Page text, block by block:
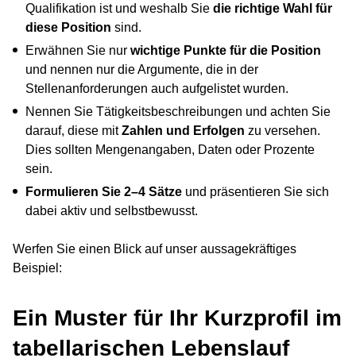
Qualifikation ist und weshalb Sie die richtige Wahl für
diese Position sind.
Erwähnen Sie nur wichtige Punkte für die Position
und nennen nur die Argumente, die in der
Stellenanforderungen auch aufgelistet wurden.
Nennen Sie Tätigkeitsbeschreibungen und achten Sie
darauf, diese mitZahlen und Erfolgen zu versehen.
Dies sollten Mengenangaben, Daten oder Prozente
sein.
Formulieren Sie 2–4 Sätze und präsentieren Sie sich
dabei aktiv und selbstbewusst.
Werfen Sie einen Blick auf unser aussagekräftiges
Beispiel:
Ein Muster für Ihr Kurzprofil im
tabellarischen Lebenslauf